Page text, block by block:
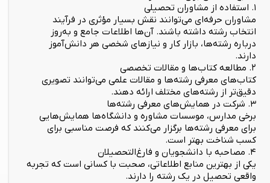
۱. استفاده از مشاوران تحصیلی
مشاوران حرفه‌ای می‌توانند نقش بسیار مؤثری در فرآیند
انتخاب رشته داشته باشند. آن‌ها اطلاعات جامع و به‌روز
درباره رشته‌ها، بازار کار و نیازهای شخصی هر دانش‌آموز
دارند.
۲. مطالعه کتاب‌ها و مقالات تخصصی
کتاب‌های معرفی رشته‌ها و مقالات علمی می‌توانند تصویری
دقیق‌تر از رشته‌های مختلف ارائه دهند.
۳. شرکت در همایش‌های معرفی رشته‌ها
برخی مدارس، موسسات مشاوره و دانشگاه‌ها همایش‌هایی
برای معرفی رشته‌ها برگزار می‌کنند که فرصت مناسبی برای
کسب شناخت بهتر است.
۴. مصاحبه با دانشجویان و فارغ‌التحصیلان
یکی از بهترین منابع اطلاعاتی، صحبت با کسانی است که تجربه
واقعی تحصیل در یک رشته را دارند.